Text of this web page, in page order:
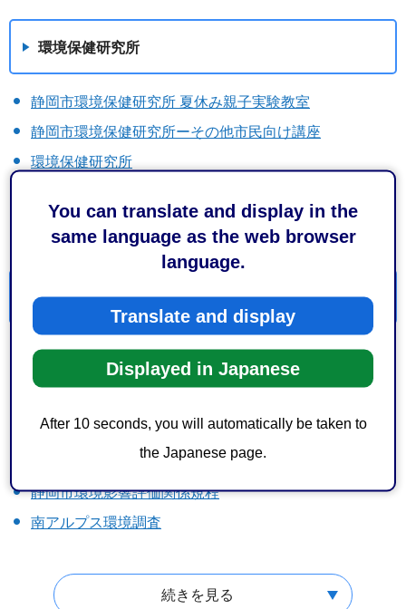
You can translate and display in the
same language as the web browser
language.
Translate and display
Displayed in Japanese
After 10 seconds, you will automatically be taken to
the Japanese page.
環境保健研究所
静岡市環境保健研究所 夏休み親子実験教室
静岡市環境保健研究所ーその他市民向け講座
環境保健研究所
静岡市環境保健研究所-公開講座・座談会
環境影響評価（環境アセスメント）
【2026年11月1日施行】静岡市太陽光発電施設の適正な
設置及び維持管理に関する条例
電施設の適正な設置及び維持管理に関する条例骨子案」
環境影響評価（環境アセスメント）
静岡市環境影響評価関係規程
南アルプス環境調査
続きを見る